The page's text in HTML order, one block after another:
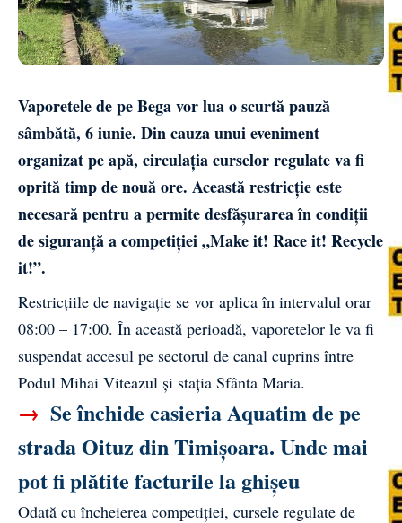
Vaporetele de pe Bega vor lua o scurtă pauză
sâmbătă, 6 iunie. Din cauza unui eveniment
organizat pe apă, circulația curselor regulate va fi
oprită timp de nouă ore. Această restricție este
necesară pentru a permite desfășurarea în condiții
de siguranță a competiției „Make it! Race it! Recycle
it!”.
Restricțiile de navigație se vor aplica în intervalul orar
08:00 – 17:00. În această perioadă, vaporetelor le va fi
suspendat accesul pe sectorul de canal cuprins între
Podul Mihai Viteazul și stația Sfânta Maria.
→ Se închide casieria Aquatim de pe
strada Oituz din Timișoara. Unde mai
pot fi plătite facturile la ghișeu
Odată cu încheierea competiției, cursele regulate de